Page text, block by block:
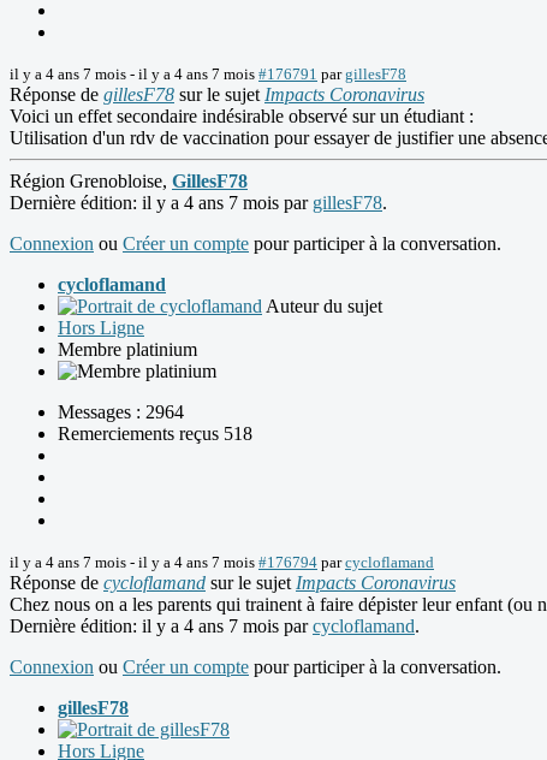
il y a 4 ans 7 mois - il y a 4 ans 7 mois #176791 pargillesF78
Réponse de gillesF78 sur le sujet Impacts Coronavirus
Voici un effet secondaire indésirable observé sur un étudiant :
Utilisation d'un rdv de vaccination pour essayer de justifier une
Région Grenobloise, GillesF78
Dernière édition: il y a 4 ans 7 mois par gillesF78.
Connexion ou Créer un compte pour participer à la conversation.
cycloflamand
Auteur du sujet
Hors Ligne
Membre platinium
Messages : 2964
Remerciements reçus 518
il y a 4 ans 7 mois - il y a 4 ans 7 mois #176794 parcycloflamand
Réponse de cycloflamand sur le sujet Impacts Coronavirus
Chez nous on a les parents qui trainent à faire dépister leur enfant (ou
Dernière édition: il y a 4 ans 7 mois parcycloflamand.
Connexion ou Créer un compte pour participer à la conversation.
gillesF78
Hors Ligne